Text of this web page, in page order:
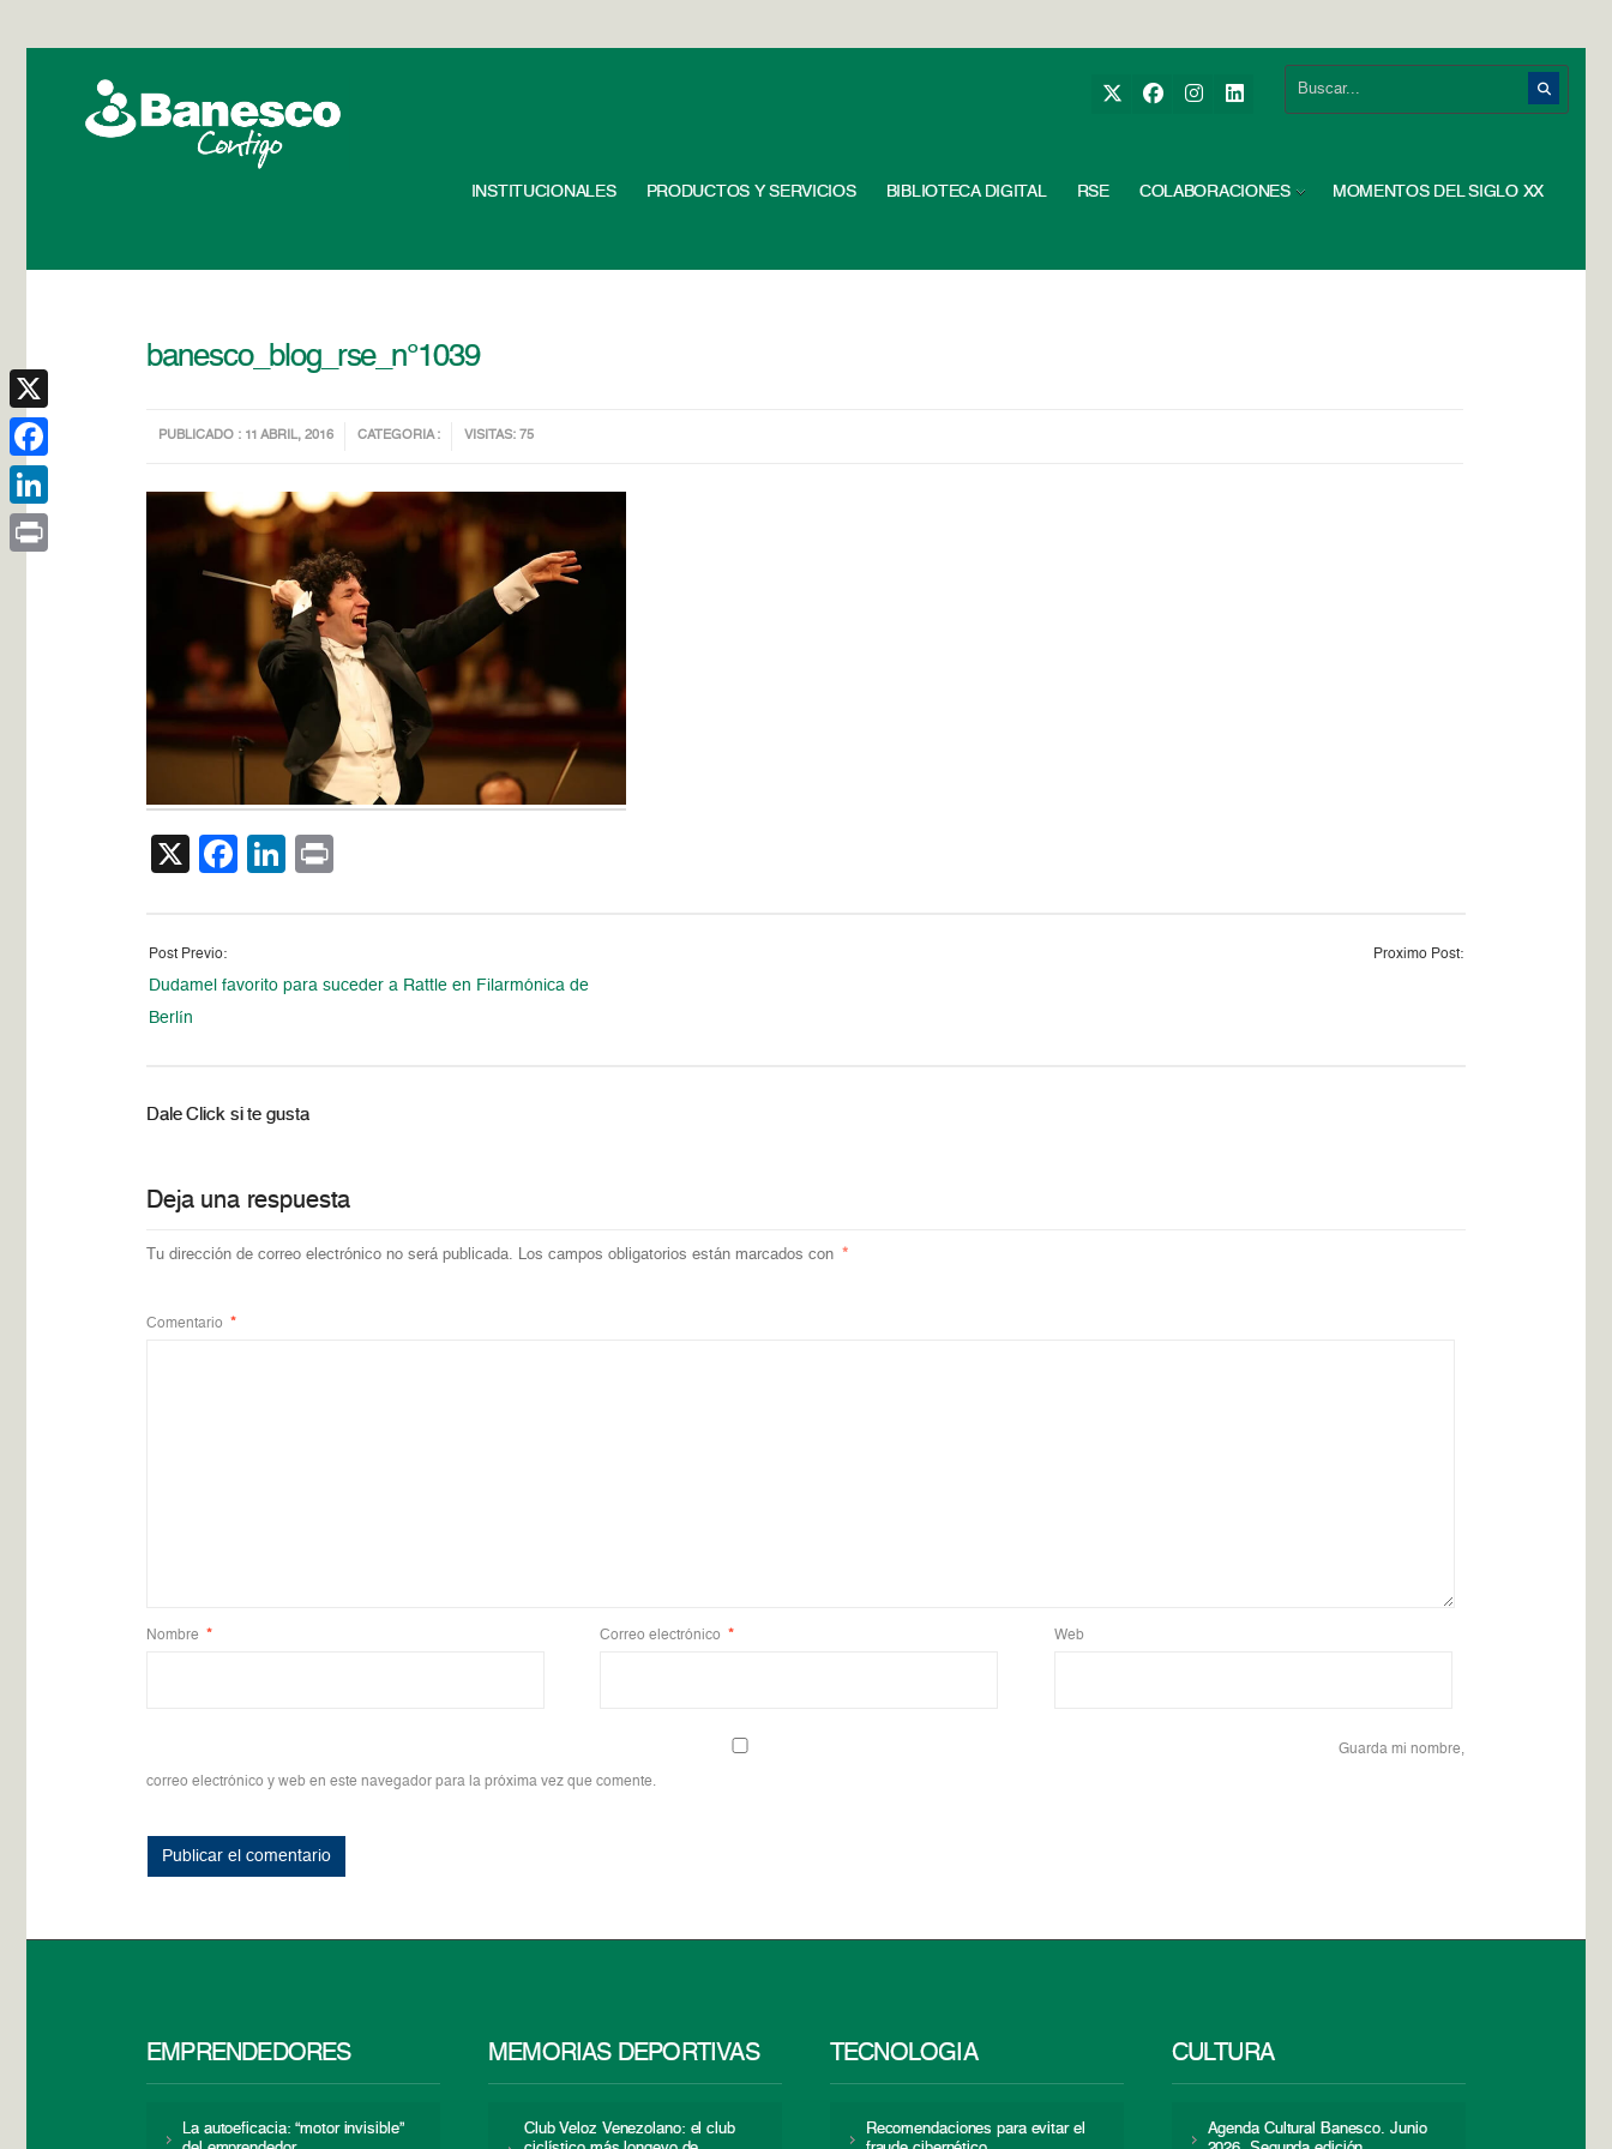
INSTITUCIONALES PRODUCTOS Y SERVICIOS BIBLIOTECA DIGITAL RSE COLABORACIONES MOMENTOS DEL SIGLO XX
banesco_blog_rse_n°1039
PUBLICADO : 11 ABRIL, 2016 CATEGORIA : VISITAS: 75
X Facebook
LinkedIn
Post Previo:
Dudamel favorito para suceder a Rattle en Filarmónica de
Berlín
Proximo Post:
Dale Click si te gusta
Deja una respuesta
Tu dirección de correo electrónico no será publicada. Los campos obligatorios están marcados con *
Comentario *
Nombre * Correo electrónico * Web
Guarda mi nombre,
correo electrónico y web en este navegador para la próxima vez que comente.
EMPRENDEDORES
La autoeficacia: “motor invisible”
MEMORIAS DEPORTIVAS
Club Veloz Venezolano: el club
TECNOLOGÍA
Recomendaciones para evitar el
CULTURA
Agenda Cultural Banesco. Junio
X
Facebook
LinkedIn